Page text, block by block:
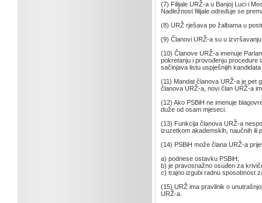
(7) Filijale URŽ-a u Banjoj Luci i
Nadležnost filijale određuje se
(8) URŽ rješava po žalbama u
(9) Članovi URŽ-a su u
(10) Članove URŽ-a imenuje
pokretanju i provođenju procedure
sačinjava listu uspješnijih
(11) Mandat članova URŽ-a je pet
članova URŽ-a, novi član URŽ-a
(12) Ako PSBiH ne imenuje
duže od osam mjeseci.
(13) Funkcija članova URŽ-a
izuzetkom akademskih, naučnih ili
(14) PSBiH može člana URŽ-a
a) podnese ostavku PSBiH;
b) je pravosnažno osuđen za
c) trajno izgubi radnu sposobnost
(15) URŽ ima pravilnik o
URŽ-a.